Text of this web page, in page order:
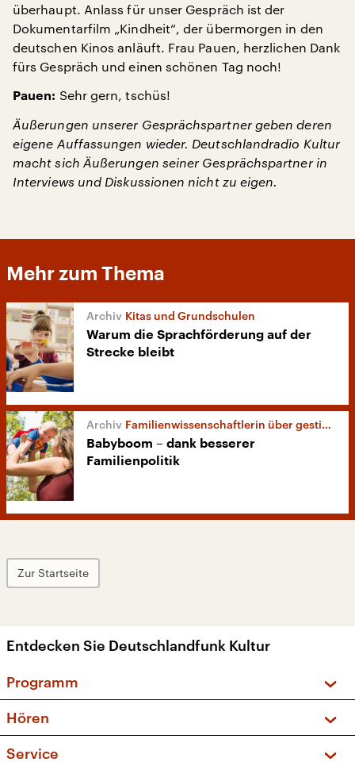
überhaupt. Anlass für unser Gespräch ist der
Dokumentarfilm „Kindheit“, der übermorgen in den
deutschen Kinos anläuft. Frau Pauen, herzlichen Dank
fürs Gespräch und einen schönen Tag noch!
Pauen: Sehr gern, tschüs!
Äußerungen unserer Gesprächspartner geben deren
eigene Auffassungen wieder. Deutschlandradio Kultur
macht sich Äußerungen seiner Gesprächspartner in
Interviews und Diskussionen nicht zu eigen.
Mehr zum Thema
Kitas und Grundschulen
Warum die Sprachförderung auf der
Strecke bleibt
Familienwissenschaftlerin über gestiegene Geburtenrate
Babyboom – dank besserer
Familienpolitik
Zur Startseite
Entdecken Sie Deutschlandfunk Kultur
Programm
Sendungen und Podcasts
Hören
Service